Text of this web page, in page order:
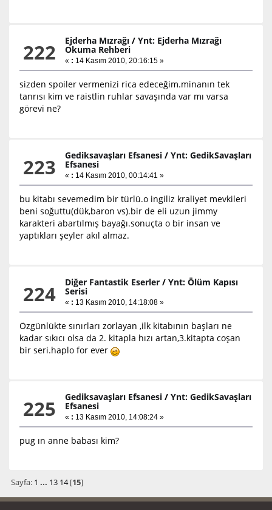
222 Ejderha Mızrağı /Ynt: Ejderha Mızrağı
Okuma Rehberi
« : 14 Kasım 2010, 20:16:15 »
sizden spoiler vermenizi rica edeceğim.minanın tek
tanrısı kim ve raistlin ruhlar savaşında var mı varsa
görevi ne?
223 Gediksavaşları Efsanesi /Ynt: GedikSavaşları
Efsanesi
« : 14 Kasım 2010, 00:14:41 »
bu kitabı sevemedim bir türlü.o ingiliz kraliyet mevkileri
beni soğuttu(dük,baron vs).bir de eli uzun jimmy
karakteri abartılmış bayağı.sonuçta o bir insan ve
yaptıkları şeyler akıl almaz.
224 Diğer Fantastik Eserler /Ynt: Ölüm Kapısı
Serisi
« : 13 Kasım 2010, 14:18:08 »
Özgünlükte sınırları zorlayan ,ilk kitabının başları ne
kadar sıkıcı olsa da 2. kitapla hızı artan,3.kitapta coşan
bir seri.haplo for ever
225 Gediksavaşları Efsanesi /Ynt: GedikSavaşları
Efsanesi
« : 13 Kasım 2010, 14:08:24 »
pug ın anne babası kim?
Sayfa: 1 ... 13 14[15]